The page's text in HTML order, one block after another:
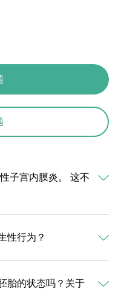
子宫内膜炎。 这不
性行为？
胎的状态吗？关于